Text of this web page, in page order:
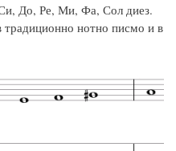
До, Ре, Ми, Фа, Сол диез.
традиционно нотно писмо и в